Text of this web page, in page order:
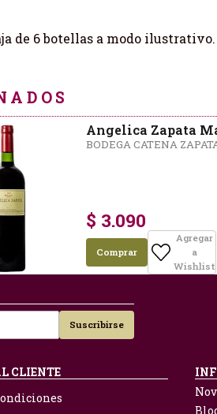
de 6 botellas a modo ilustrativo.
Angelica Zapata
BODEGA CATENA
$ 3.090
Comprar
Agregar
a
Wishlist
Suscribirse
CLIENTE